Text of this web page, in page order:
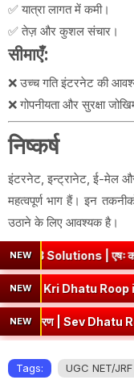
✅ यात्रा लागत में कमी।
✅ तेज़ और कुशल संचार।
सीमाएँ:
❌ उच्च गति इंटरनेट की
❌ गोपनीयता और सुरक्षा
निष्कर्ष
इंटरनेट, इन्ट्रानेट, ई-मेल
महत्वपूर्ण भाग हैं। इन
उठाने के लिए आवश्यक है।
NEWकः ? एषा का ? एतत्
NEW
१० लकार, अर्थ एवं व्याकरण
NEW
Sev Dhatu Roop in
Tags: UGC NET/JRF